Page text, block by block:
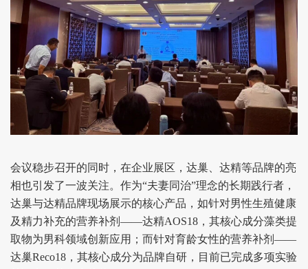
会议稳步召开的同时，在企业展区，达巢、达精等品牌的亮
相也引发了一波关注。作为“夫妻同治”理念的长期践行者，
达巢与达精品牌现场展示的核心产品，如针对男性生殖健康
及精力补充的营养补剂——达精AOS18，其核心成分藻类提
取物为男科领域创新应用；而针对育龄女性的营养补剂——
达巢Reco18，其核心成分为品牌自研，目前已完成多项实验